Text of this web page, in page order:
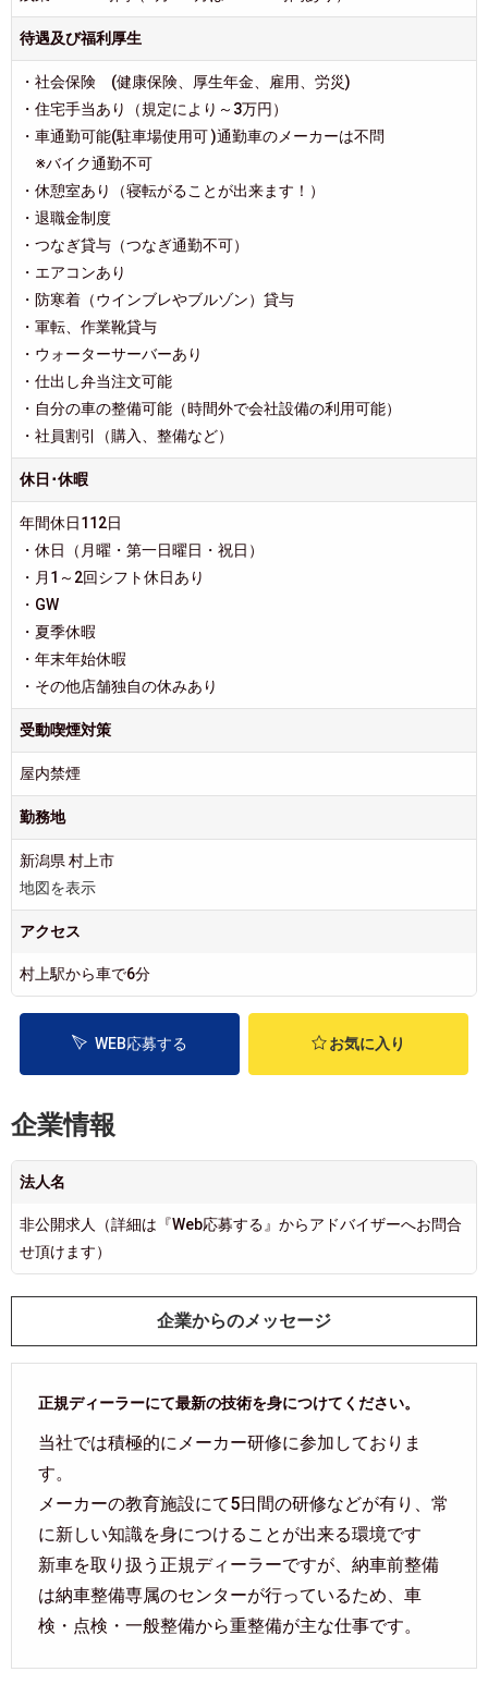
待遇及び福利厚生
・社会保険 (健康保険、厚生年金、雇用、労災)
・住宅手当あり（規定により～3万円）
・車通勤可能(駐車場使用可 )通勤車のメーカーは不問
※バイク通勤不可
・休憩室あり（寝転がることが出来ます！）
・退職金制度
・つなぎ貸与（つなぎ通勤不可）
・エアコンあり
・防寒着（ウインブレやブルゾン）貸与
・軍転、作業靴貸与
・ウォーターサーバーあり
・仕出し弁当注文可能
・自分の車の整備可能（時間外で会社設備の利用可能）
・社員割引（購入、整備など）
休日･休暇
年間休日112日
・休日（月曜・第一日曜日・祝日）
・月1～2回シフト休日あり
・GW
・夏季休暇
・年末年始休暇
・その他店舗独自の休みあり
受動喫煙対策
屋内禁煙
勤務地
新潟県 村上市
地図を表示
アクセス
村上駅から車で6分
WEB応募する お気に入り
企業情報
法人名
非公開求人（詳細は『Web応募する』からアドバイザーへお問合
せ頂けます）
企業からのメッセージ
正規ディーラーにて最新の技術を身につけてください。
当社では積極的にメーカー研修に参加しておりま
す。
メーカーの教育施設にて5日間の研修などが有り、常
に新しい知識を身につけることが出来る環境です
新車を取り扱う正規ディーラーですが、納車前整備
は納車整備専属のセンターが行っているため、車
検・点検・一般整備から重整備が主な仕事です。